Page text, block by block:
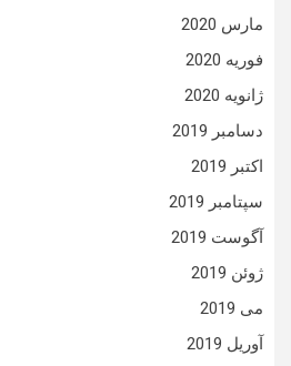
مارس 2020
فوریه 2020
ژانویه 2020
دسامبر 2019
اکتبر 2019
سپتامبر 2019
آگوست 2019
ژوئن 2019
می 2019
آوریل 2019